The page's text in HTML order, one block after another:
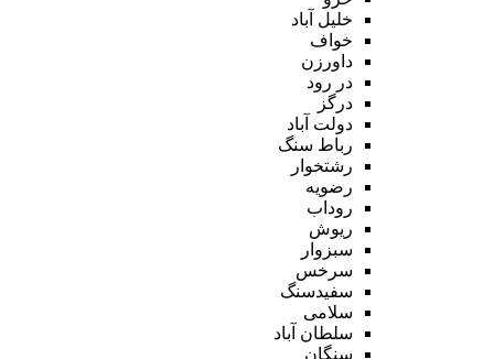
خلیل آباد
خواف
داورزن
در رود
درگز
دولت آباد
رباط سنگ
رشتخوار
رضویه
روداب
ریوش
سبزوار
سرخس
سفیدسنگ
سلامی
سلطان آباد
سنگان